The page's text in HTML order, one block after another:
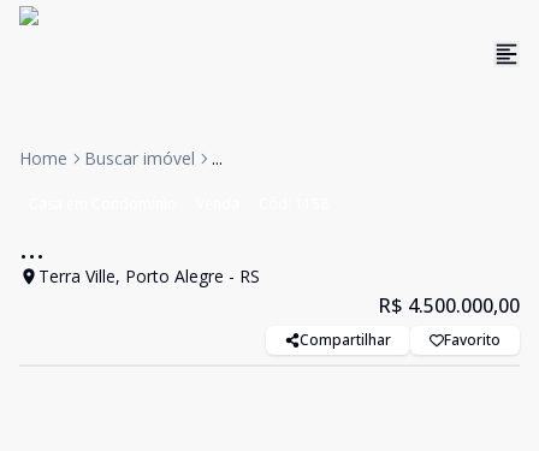
Home Buscar imóvel ...
...
Terra Ville, Porto Alegre - RS
R$ 4.500.000,00
Compartilhar Favorito